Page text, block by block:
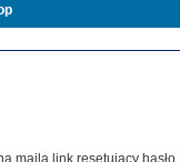
maila link resetujący hasło.